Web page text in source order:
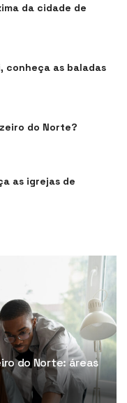
da cidade de
conheça as baladas
do Norte?
as igrejas de
do Norte: áreas